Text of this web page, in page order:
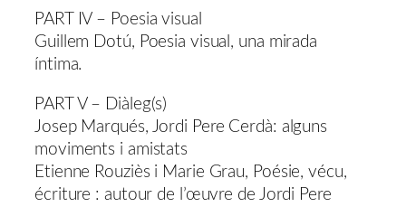
PART IV – Poesia visual
Guillem Dotú, Poesia visual, una mirada
íntima.
PART V – Diàleg(s)
Josep Marqués, Jordi Pere Cerdà: alguns
moviments i amistats
Etienne Rouziès i Marie Grau, Poésie, vécu,
écriture : autour de l’œuvre de Jordi Pere